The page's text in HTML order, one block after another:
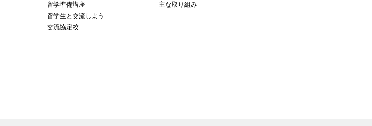
留学準備講座
留学生と交流しよう
交流協定校
主な取り組み